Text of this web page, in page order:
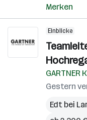
Merken
Einblicke
GARTNER
Gestern
Edt bei